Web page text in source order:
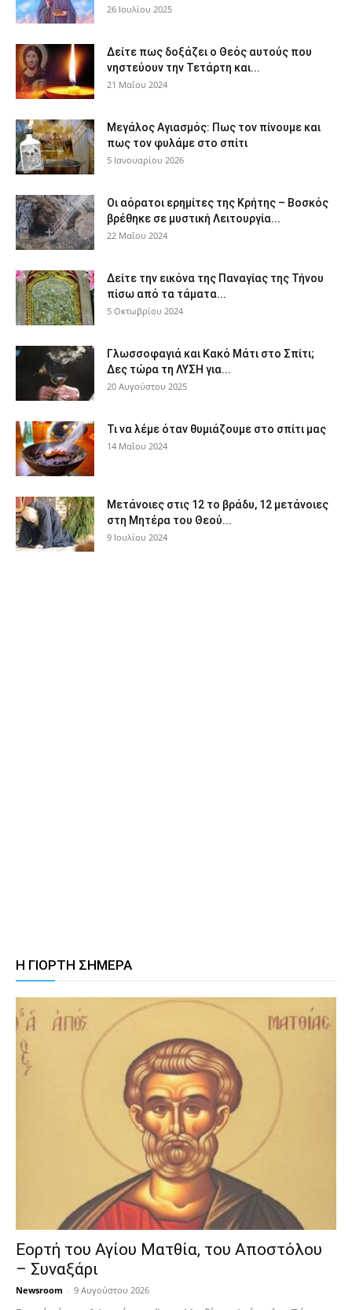
26 Ιουλίου 2025
Δείτε πως δοξάζει ο Θεός αυτούς που
νηστεύουν την Τετάρτη και...
21 Μαΐου 2024
Μεγάλος Αγιασμός: Πως τον πίνουμε και
πως τον φυλάμε στο σπίτι
5 Ιανουαρίου 2026
Οι αόρατοι ερημίτες της Κρήτης – Βοσκός
βρέθηκε σε μυστική Λειτουργία...
22 Μαΐου 2024
Δείτε την εικόνα της Παναγίας της Τήνου
πίσω από τα τάματα...
5 Οκτωβρίου 2024
Γλωσσοφαγιά και Κακό Μάτι στο Σπίτι;
Δες τώρα τη ΛΥΣΗ για...
20 Αυγούστου 2025
Τι να λέμε όταν θυμιάζουμε στο σπίτι μας
14 Μαΐου 2024
Μετάνοιες στις 12 το βράδυ, 12 μετάνοιες
στη Μητέρα του Θεού...
9 Ιουλίου 2024
Η ΓΙΟΡΤΗ ΣΗΜΕΡΑ
Εορτή του Αγίου Ματθία, του Αποστόλου
– Συναξάρι
Newsroom - 9 Αυγούστου 2026